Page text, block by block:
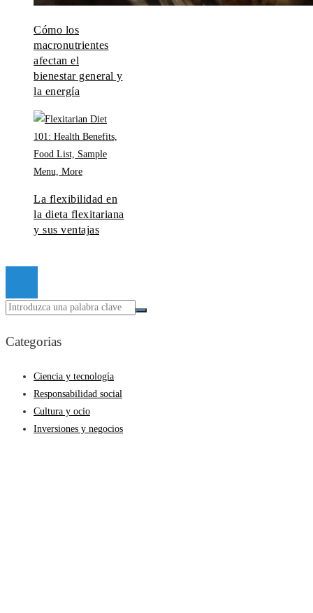
Cómo los
macronutrientes
afectan el
bienestar general y
la energía
La flexibilidad en
la dieta flexitariana
y sus ventajas
Categorias
Ciencia y tecnología
Responsabilidad social
Cultura y ocio
Inversiones y negocios